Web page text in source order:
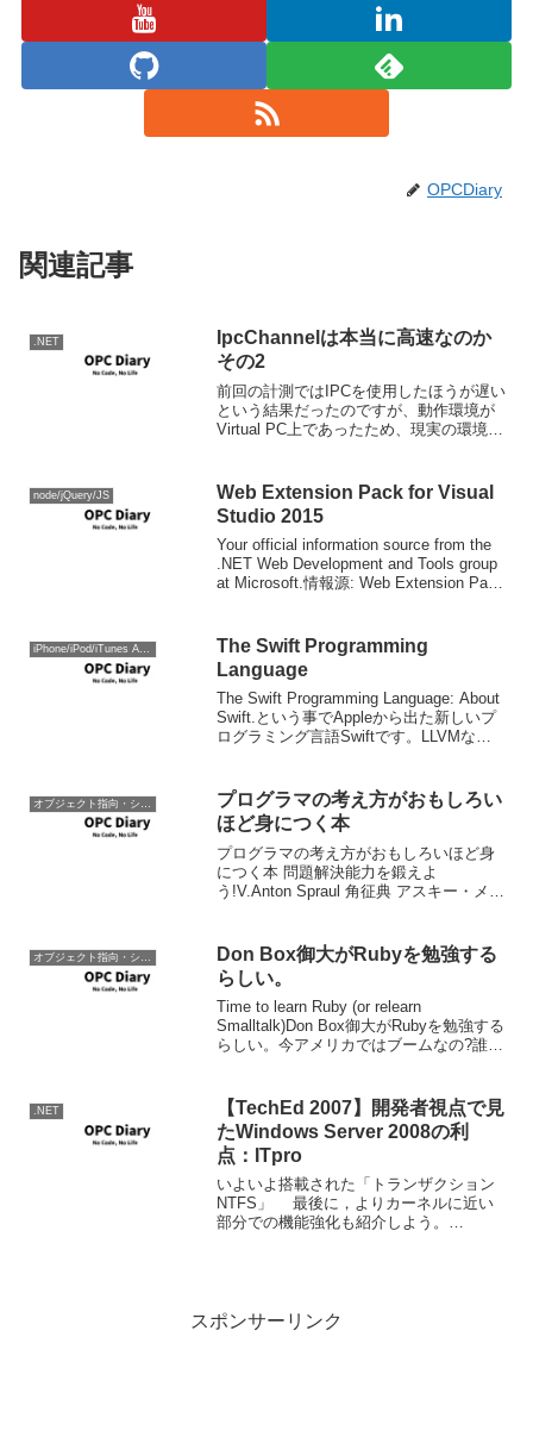
OPCDiary
関連記事
.NET
IpcChannelは本当に高速なのか
その2
前回の計測ではIPCを使用したほうが遅い
という結果だったのですが、動作環境が
Virtual PC上であったため、現実の環境で
実記での環境で同じ調査を行いました。
調査環境...
node/jQuery/JS
Web Extension Pack for Visual
Studio 2015
Your official information source from the
.NET Web Development and Tools group
at Microsoft.情報源: Web Extension Pack
iPhone/iPod/iTunes Apple
The Swift Programming
Language
The Swift Programming Language: About
Swift.という事でAppleから出た新しいプ
ログラミング言語Swiftです。LLVMな中
対...
プログラマの考え方がおもしろい
ほど身につく本
プログラマの考え方がおもしろいほど身
につく本 問題解決能力を鍛えよ
う!V.Anton Spraul 角征典 アスキー・メデ
Toolsエセプ...
Don Box御大がRubyを勉強する
らしい。
Time to learn Ruby (or relearn
Smalltalk)Don Box御大がRubyを勉強する
らしい。今アメリカではブームなの?誰か
.NET
【TechEd 2007】開発者視点で見
たWindows Server 2008の利
点：ITpro
いよいよ搭載された「トランザクション
NTFS」 最後に，よりカーネルに近い
部分での機能強化も紹介しよう。
スポンサーリンク